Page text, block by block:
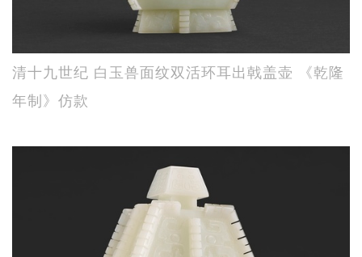
清十九世纪 白玉兽面纹双活环耳出戟盖壶 《乾隆
年制》仿款